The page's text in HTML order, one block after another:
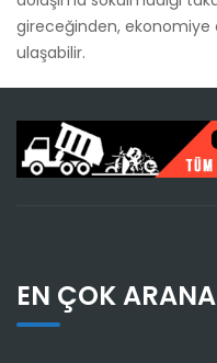
gireceğinden, ekonomiye
ulaşabilir.
EN ÇOK